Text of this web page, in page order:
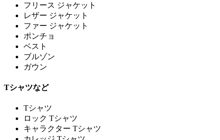
フリース ジャケット
レザー ジャケット
ファー ジャケット
ポンチョ
ベスト
ブルゾン
ガウン
Tシャツなど
Tシャツ
ロック Tシャツ
キャラクター Tシャツ